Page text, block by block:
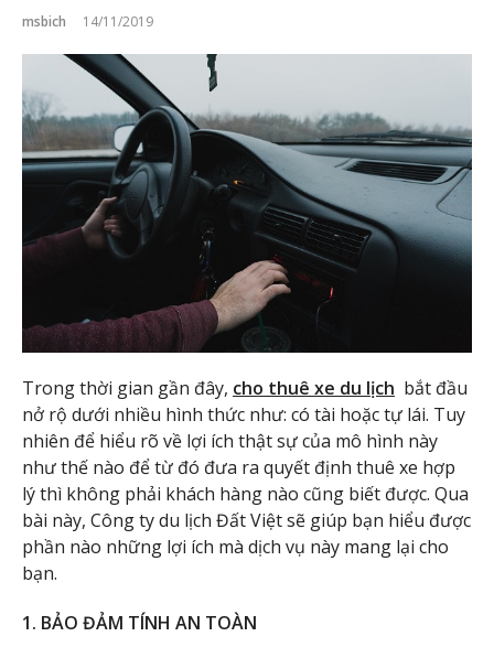
msbich 14/11/2019
Trong thời gian gần đây, cho thuê xe du lịch bắt đầu
nở rộ dưới nhiều hình thức như: có tài hoặc tự lái. Tuy
nhiên để hiểu rõ về lợi ích thật sự của mô hình này
như thế nào để từ đó đưa ra quyết định thuê xe hợp
lý thì không phải khách hàng nào cũng biết được. Qua
bài này, Công ty du lịch Đất Việt sẽ giúp bạn hiểu được
phần nào những lợi ích mà dịch vụ này mang lại cho
bạn.
1. BẢO ĐẢM TÍNH AN TOÀN